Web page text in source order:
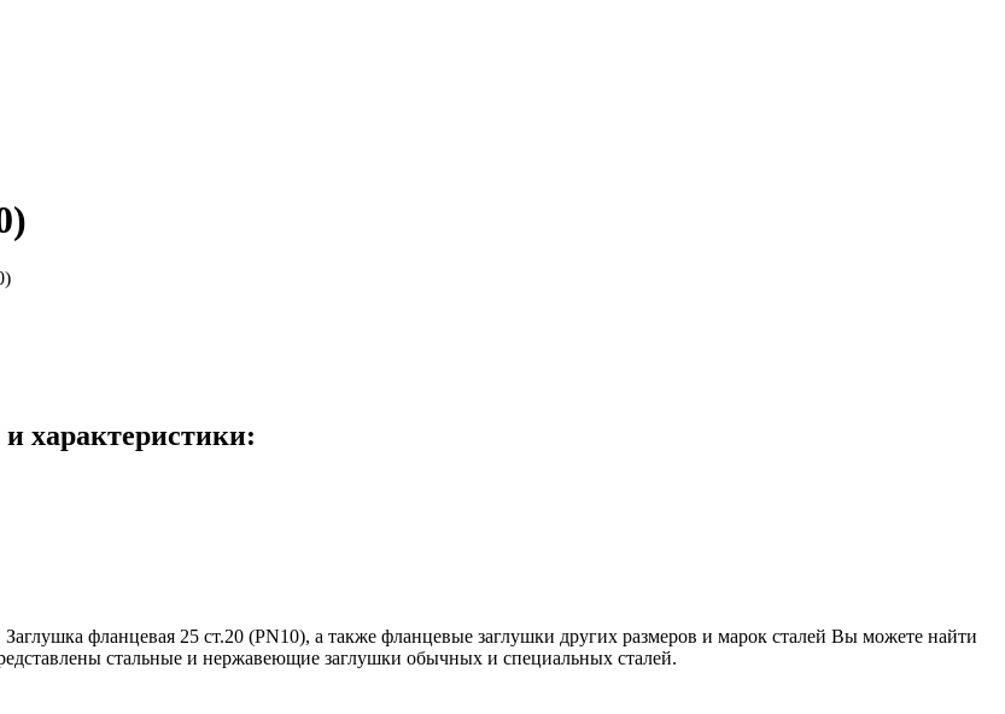
характеристики:
фланцевая 25 ст.20 (PN10), а также фланцевые заглушки других размеров и марок сталей Вы можете найти
стальные и нержавеющие заглушки обычных и специальных сталей.